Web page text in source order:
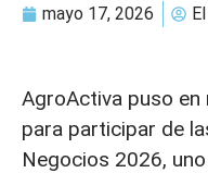
mayo 17, 2026
AgroActiva puso
para participar de
Negocios 2026,